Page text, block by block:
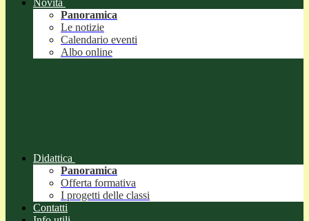
Novità
Panoramica
Le notizie
Calendario eventi
Albo online
Didattica
Panoramica
Offerta formativa
I progetti delle classi
Contatti